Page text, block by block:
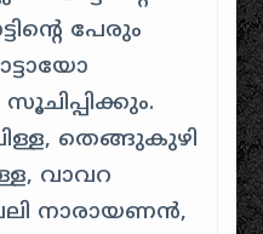
പേരും
തെങ്ങുകുഴി
വാവറ
നാരായണൻ,